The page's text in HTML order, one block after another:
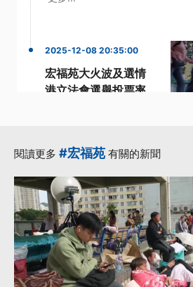
2025-12-08 20:35:00
宏福苑大火波及選情
港立法會選舉投票率
香港立法會選舉· 更多...
閱讀更多 #宏福苑 有關的新聞